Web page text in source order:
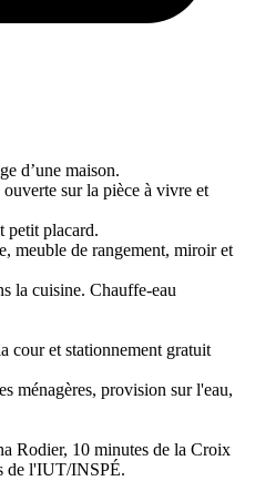
d’une maison.
sur la pièce à vivre et
petit placard.
meuble de rangement, miroir et
la cuisine. Chauffe-eau
cour et stationnement gratuit
ménagères, provision sur l'eau,
Rodier, 10 minutes de la Croix
de l'IUT/INSPÉ.